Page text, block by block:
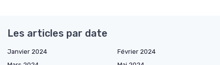
Les articles par date
Janvier 2024
Février 2024